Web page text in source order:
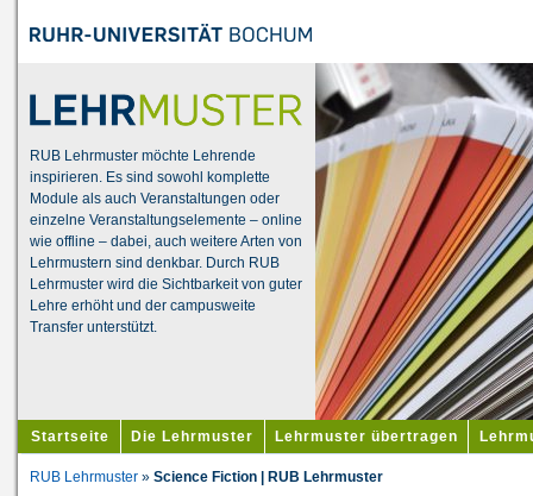
RUB Lehrmuster möchte Lehrende
inspirieren. Es sind sowohl komplette
Module als auch Veranstaltungen oder
einzelne Veranstaltungselemente – online
wie offline – dabei, auch weitere Arten von
Lehrmustern sind denkbar. Durch RUB
Lehrmuster wird die Sichtbarkeit von guter
Lehre erhöht und der campusweite
Transfer unterstützt.
Startseite Die Lehrmuster Lehrmuster übertragen
RUB Lehrmuster » Science Fiction | RUB Lehrmuster